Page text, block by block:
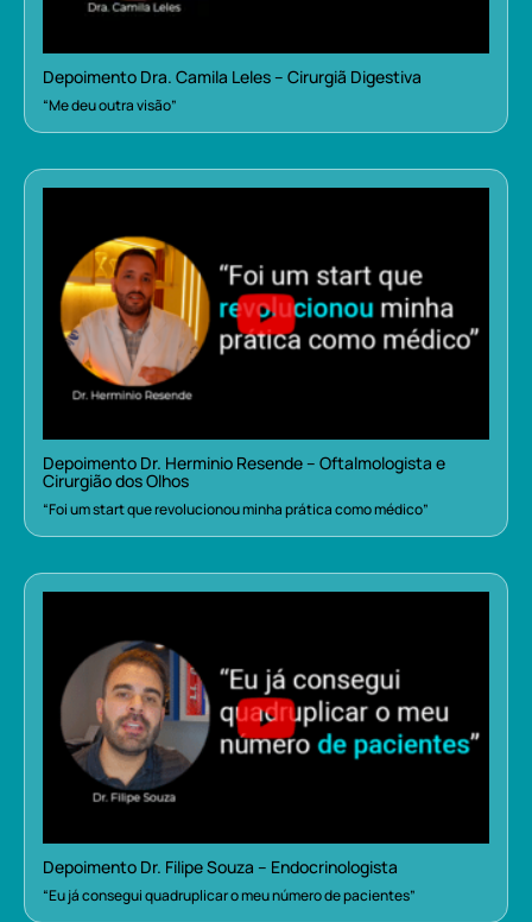
Depoimento Dra. Camila Leles – Cirurgiã Digestiva
“Me deu outra visão”
Depoimento Dr. Herminio Resende – Oftalmologista e
Cirurgião dos Olhos
“Foi um start que revolucionou minha prática como médico”
Depoimento Dr. Filipe Souza – Endocrinologista
“Eu já consegui quadruplicar o meu número de pacientes”